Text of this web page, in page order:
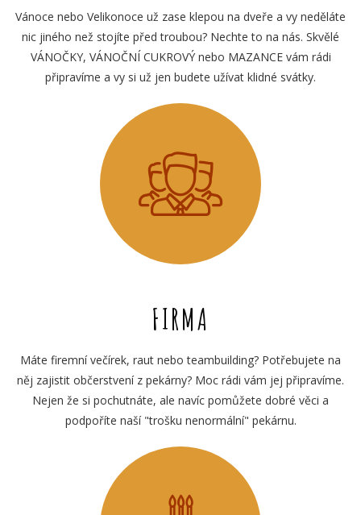
Vánoce nebo Velikonoce už zase klepou na dveře a vy neděláte
nic jiného než stojíte před troubou? Nechte to na nás. Skvělé
VÁNOČKY, VÁNOČNÍ CUKROVÝ nebo MAZANCE vám rádi
připravíme a vy si už jen budete užívat klidné svátky.
FIRMA
Máte firemní večírek, raut nebo teambuilding? Potřebujete na
něj zajistit občerstvení z pekárny? Moc rádi vám jej připravíme.
Nejen že si pochutnáte, ale navíc pomůžete dobré věci a
podpoříte naší "trošku nenormální" pekárnu.